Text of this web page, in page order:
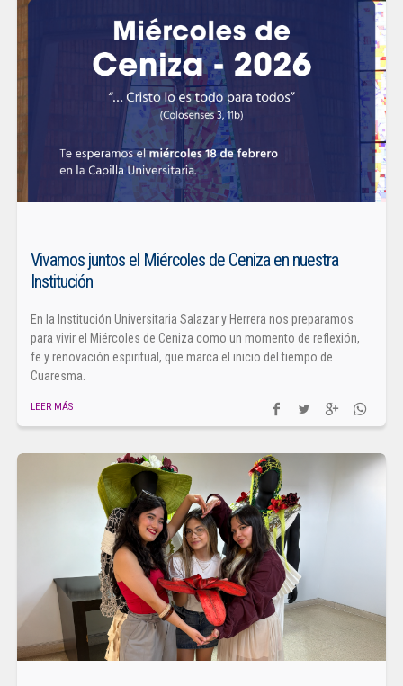
Vivamos juntos el Miércoles de Ceniza en nuestra
Institución
En la Institución Universitaria Salazar y Herrera nos preparamos
para vivir el Miércoles de Ceniza como un momento de reflexión,
fe y renovación espiritual, que marca el inicio del tiempo de
Cuaresma.
LEER MÁS